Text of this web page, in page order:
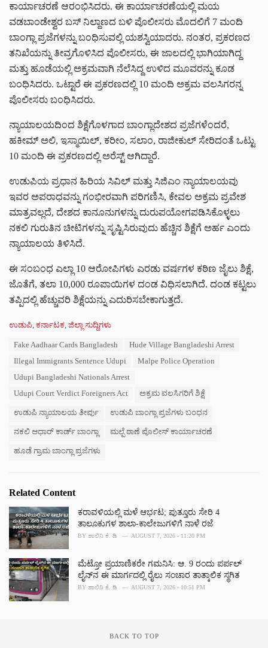
ಕಾರ್ಯಾಚರಣೆ ಆರಂಭಿಸಿದರು. ಈ ಕಾರ್ಯಾಚರಣೆಯಲ್ಲಿ ಮಯ
ವಡಬಾಂಡೇಶ್ವರ ಬಸ್ ನಿಲ್ದಾಣದ ಬಳಿ ಪೊಲೀಸರು ಮೊದಲಿಗೆ 7 ಮಂದಿ
ಬಾಂಗ್ಲಾ ಪ್ರಜೆಗಳನ್ನು ಬಂಧಿಸುವಲ್ಲಿ ಯಶಸ್ವಿಯಾದರು. ನಂತರ, ಪ್ರಕರಣದ
ತನಿಖೆಯನ್ನು ತೀವ್ರಗೊಳಿಸಿದ ಪೊಲೀಸರು, ಈ ಜಾಲದಲ್ಲಿ ಭಾಗಿಯಾಗಿದ್ದ
ಮತ್ತು ಹೂಡೆಯಲ್ಲಿ ಅಕ್ರಮವಾಗಿ ನೆಲೆಸಿದ್ದ ಉಳಿದ ಮೂವರನ್ನು ಕೂಡ
ಬಂಧಿಸಿದರು. ಒಟ್ಟಾರೆ ಈ ಪ್ರಕರಣದಲ್ಲಿ 10 ಮಂದಿ ಅಕ್ರಮ ವಲಸಿಗರನ್ನ
ಪೊಲೀಸರು ಬಂಧಿಸಿದರು.
ನ್ಯಾಯಾಲಯದಿಂದ ಶಿಕ್ಷೆಗೊಳಗಾದ ಬಾಂಗ್ಲಾದೇಶದ ಪ್ರಜೆಗಳೆಂದರೆ,
ಹಕೀಮ್ ಅಲಿ, ಇಸ್ಮಾಯಿಲ್, ಕರೀಂ, ಸಲಾಂ, ರಾಜೀಕುಲ್ ಸೇರಿದಂತೆ ಒಟ್ಟು
10 ಮಂದಿ ಈ ಪ್ರಕರಣದಲ್ಲಿ ಅರೆಸ್ಟ್‌ ಆಗಿದ್ದಾರೆ.
ಉಡುಪಿಯ ಪ್ರಧಾನ ಹಿರಿಯ ಸಿವಿಲ್ ಮತ್ತು ಸಿಜಿಎಂ ನ್ಯಾಯಾಲಯವು
ಇವರ ಅಪರಾಧವನ್ನು ಗಂಭೀರವಾಗಿ ಪರಿಗಣಿಸಿ, ಕೇವಲ ಅಕ್ರಮ ಪ್ರವೇಶ
ಮಾತ್ರವಲ್ಲದೆ, ದೇಶದ ಕಾನೂನುಗಳನ್ನು ದುರುಪಯೋಗಪಡಿಸಿಕೊಳ್ಳಲು
ನಕಲಿ ಗುರುತಿನ ಚೀಟಿಗಳನ್ನು ಸೃಷ್ಟಿಸಿರುವುದು ಹೆಚ್ಚಿನ ಶಿಕ್ಷೆಗೆ ಅರ್ಹ ಎಂದು
ನ್ಯಾಯಾಲಯ ತಿಳಿಸಿದೆ.
ಈ ಸಂಬಂಧ ಎಲ್ಲಾ 10 ಆರೋಪಿಗಳು ಎರಡು ವರ್ಷಗಳ ಕಠಿಣ ಜೈಲು ಶಿಕ್ಷೆ,
ಜೊತೆಗೆ, ತಲಾ 10,000 ರೂಪಾಯಿಗಳ ದಂಡ ವಿಧಿಸಲಾಗಿದೆ. ದಂಡ ಕಟ್ಟಲು
ತಪ್ಪಿದಲ್ಲಿ ಹೆಚ್ಚುವರಿ ಶಿಕ್ಷೆಯನ್ನು ಎದುರಿಸಬೇಕಾಗುತ್ತದೆ.
C
ಉಡುಪಿ ಕರ್ನಾಟಕ ಜಿಲ್ಲಾ ಸುದ್ದಿಗಳು
Fake Aadhaar Cards Bangladesh
Hude Village Bangladeshi Arrest
Illegal Immigrants Sentence Udupi
Malpe Police Operation
Udupi Bangladeshi Nationals Arrest
Udupi Court Verdict Foreigners Act
ಅಕ್ರಮ ವಲಸಿಗರಿಗೆ ಶಿಕ್ಷೆ
ಉಡುಪಿ ನ್ಯಾಯಾಲಯ ತೀರ್ಪು ಉಡುಪಿ ಬಾಂಗ್ಲಾ ಪ್ರಜೆಗಳು ಬಂಧನ
ನಕಲಿ ಆಧಾರ್ ಕಾರ್ಡ್ ಬಾಂಗ್ಲಾ ಮಲ್ಪೆ ಠಾಣೆ ಪೊಲೀಸ್ ಕಾರ್ಯಾಚರಣೆ
ಹೂಡೆ ಗ್ರಾಮ ಬಾಂಗ್ಲಾ ಪ್ರಜೆಗಳು
Related Content
ಕರಾವಳಿಯಲ್ಲಿ ಮಳೆ ಆರ್ಭಟ; ಪುತ್ತೂರು ಸೇರಿ 4
ತಾಲೂಕುಗಳ ಶಾಲಾ-ಕಾಲೇಜುಗಳಿಗೆ ನಾಳೆ ರಜೆ
BY ಶಾಲಿನಿ ಕೆ. ಡಿ AUGUST 7, 2026 - 11:20 PM
ಮೆಟ್ರೋ ಪ್ರಯಾಣಿಕರೇ ಗಮನಿಸಿ: ಆ. 9 ರಂದು ಪರ್ಪಲ್
ಲೈನ್‌ನ ಈ ಮಾರ್ಗದಲ್ಲಿ ರೈಲು ಸಂಚಾರ ತಾತ್ಕಾಲಿಕ ಸ್ಥಗಿತ
BY ಶಾಲಿನಿ ಕೆ. ಡಿ AUGUST 7, 2026 - 10:51 PM
BACK TO TOP